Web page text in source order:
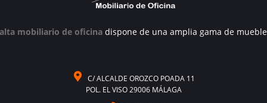
mobiliario de oficinadispone de una amplia gama de
C/ ALCALDE OROZCO POADA 11
POL. EL VISO 29006 MÁLAGA